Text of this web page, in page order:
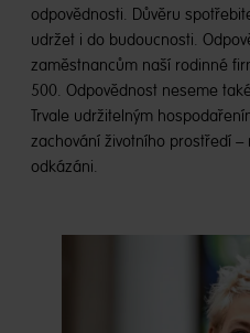
odpovědnosti. Důvěru
udržet i do budoucnosti.
zaměstnancům naší rodinné
500. Odpovědnost neseme
Trvale udržitelným
zachování životního prostředí –
odkázáni.